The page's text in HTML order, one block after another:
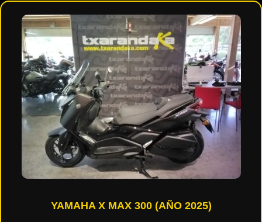
YAMAHA X MAX 300 (AÑO 2025)